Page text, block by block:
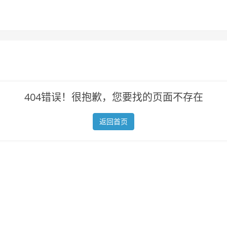
404错误！很抱歉，您要找的页面不存在
返回首页